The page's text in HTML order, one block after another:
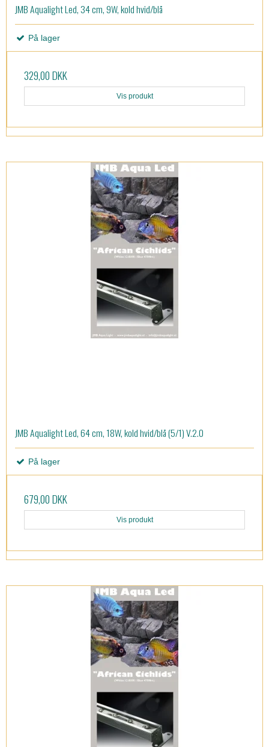
JMB Aqualight Led, 34 cm, 9W, kold hvid/blå
På lager
329,00 DKK
Vis produkt
JMB Aqualight Led, 64 cm, 18W, kold hvid/blå (5/1) V.2.0
På lager
679,00 DKK
Vis produkt